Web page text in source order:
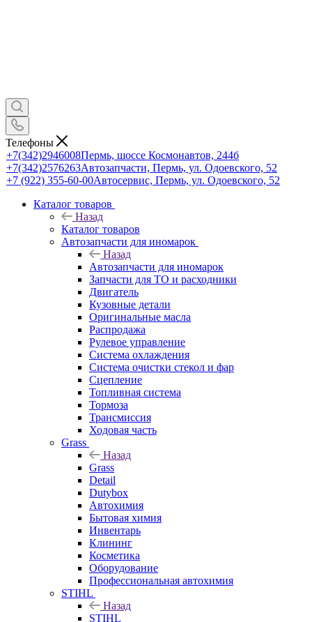
Телефоны
+7(342)2946008Пермь, шоссе Космонавтов, 244б
+7(342)2576263Автозапчасти, Пермь, ул. Одоевского, 52
+7 (922) 355-60-00Автосервис, Пермь, ул. Одоевского, 52
Каталог товаров
Назад
Каталог товаров
Автозапчасти для иномарок
Назад
Автозапчасти для иномарок
Запчасти для ТО и расходники
Двигатель
Кузовные детали
Оригинальные масла
Распродажа
Рулевое управление
Система охлаждения
Система очистки стекол и фар
Сцепление
Топливная система
Тормоза
Трансмиссия
Ходовая часть
Grass
Назад
Grass
Detail
Dutybox
Автохимия
Бытовая химия
Инвентарь
Клининг
Косметика
Оборудование
Профессиональная автохимия
STIHL
Назад
STIHL